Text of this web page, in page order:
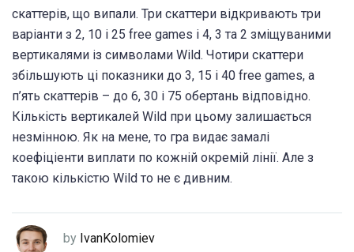
скаттерів, що випали. Три скаттери відкривають три
варіанти з 2, 10 і 25 free games і 4, 3 та 2 зміщуваними
вертикалями із символами Wild. Чотири скаттери
збільшують ці показники до 3, 15 і 40 free games, а
п’ять скаттерів – до 6, 30 і 75 обертань відповідно.
Кількість вертикалей Wild при цьому залишається
незмінною. Як на мене, то гра видає замалі
коефіціенти виплати по кожній окремій лінії. Але з
такою кількістю Wild то не є дивним.
by IvanKolomiev